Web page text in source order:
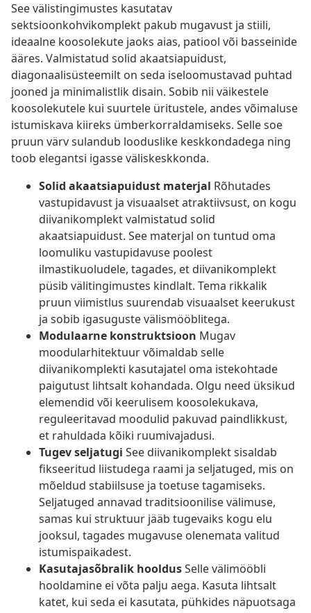
See välistingimustes kasutatav
sektsioonkohvikomplekt pakub mugavust ja stiili,
ideaalne koosolekute jaoks aias, patiool või basseinide
ääres. Valmistatud solid akaatsiapuidust,
diagonaalisüsteemilt on seda iseloomustavad puhtad
jooned ja minimalistlik disain. Sobib nii väikestele
koosolekutele kui suurtele üritustele, andes võimaluse
istumiskava kiireks ümberkorraldamiseks. Selle soe
pruun värv sulandub looduslike keskkondadega ning
toob elegantsi igasse väliskeskkonda.
Solid akaatsiapuidust materjal Rõhutades
vastupidavust ja visuaalset atraktiivsust, on kogu
diivanikomplekt valmistatud solid
akaatsiapuidust. See materjal on tuntud oma
loomuliku vastupidavuse poolest
ilmastikuoludele, tagades, et diivanikomplekt
püsib välitingimustes kindlalt. Tema rikkalik
pruun viimistlus suurendab visuaalset keerukust
ja sobib igasuguste välismööblitega.
Modulaarne konstruktsioon Mugav
moodularhitektuur võimaldab selle
diivanikomplekti kasutajatel oma istekohtade
paigutust lihtsalt kohandada. Olgu need üksikud
elemendid või keerulisem koosolekukava,
reguleeritavad moodulid pakuvad paindlikkust,
et rahuldada kõiki ruumivajadusi.
Tugev seljatugi See diivanikomplekt sisaldab
fikseeritud liistudega raami ja seljatuged, mis on
mõeldud stabiilsuse ja toetuse tagamiseks.
Seljatuged annavad traditsioonilise välimuse,
samas kui struktuur jääb tugevaiks kogu elu
jooksul, tagades mugavuse olenemata valitud
istumispaikadest.
Kasutajasõbralik hooldusSelle välimööbli
hooldamine ei võta palju aega. Kasuta lihtsalt
katet, kui seda ei kasutata, pühkides näpuotsaga